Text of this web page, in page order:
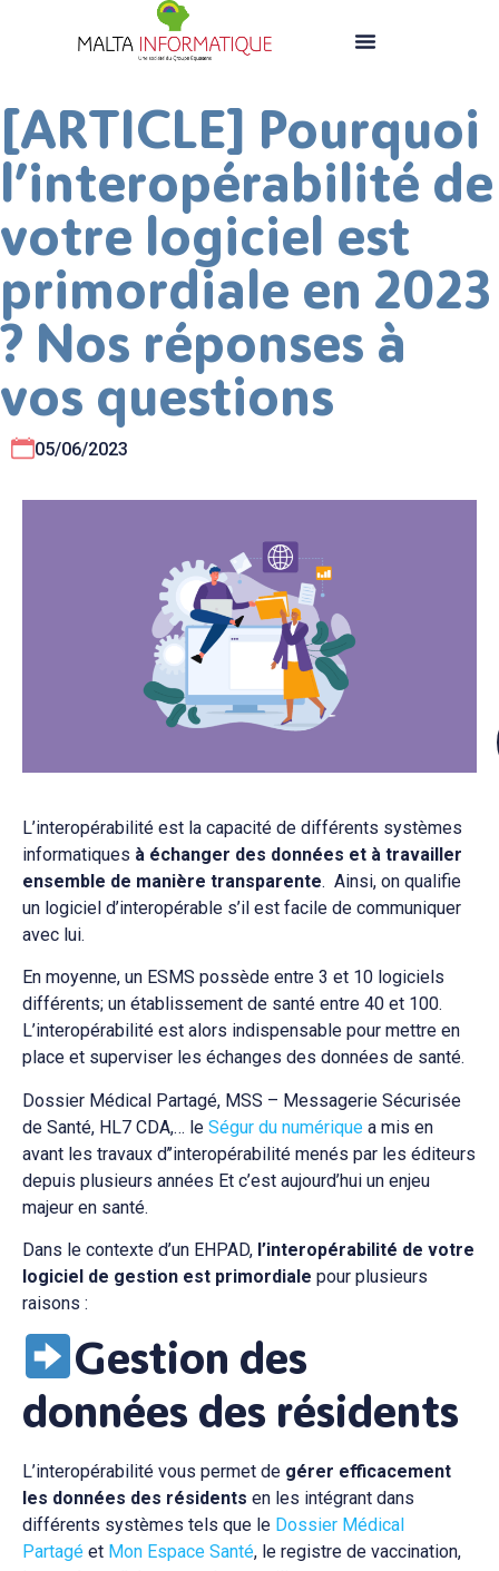
[ARTICLE] Pourquoi
l’interopérabilité de
votre logiciel est
primordiale en 2023
? Nos réponses à
vos questions
05/06/2023
L’interopérabilité est la capacité de différents systèmes
informatiques à échanger des données et à travailler
ensemble de manière transparente. Ainsi, on qualifie
un logiciel d’interopérable s’il est facile de communiquer
avec lui.
En moyenne, un ESMS possède entre 3 et 10 logiciels
différents; un établissement de santé entre 40 et 100.
L’interopérabilité est alors indispensable pour mettre en
place et superviser les échanges des données de santé.
Dossier Médical Partagé, MSS – Messagerie Sécurisée
de Santé, HL7 CDA,… le Ségur du numérique a mis en
avant les travaux d’’interopérabilité menés par les éditeurs
depuis plusieurs années Et c’est aujourd’hui un enjeu
majeur en santé.
Dans le contexte d’un EHPAD, l’interopérabilité de votre
logiciel de gestion est primordiale pour plusieurs
raisons :
Gestion des
données des résidents
L’interopérabilité vous permet de gérer efficacement
les données des résidents en les intégrant dans
différents systèmes tels que le Dossier Médical
Partagé et Mon Espace Santé, le registre de vaccination,